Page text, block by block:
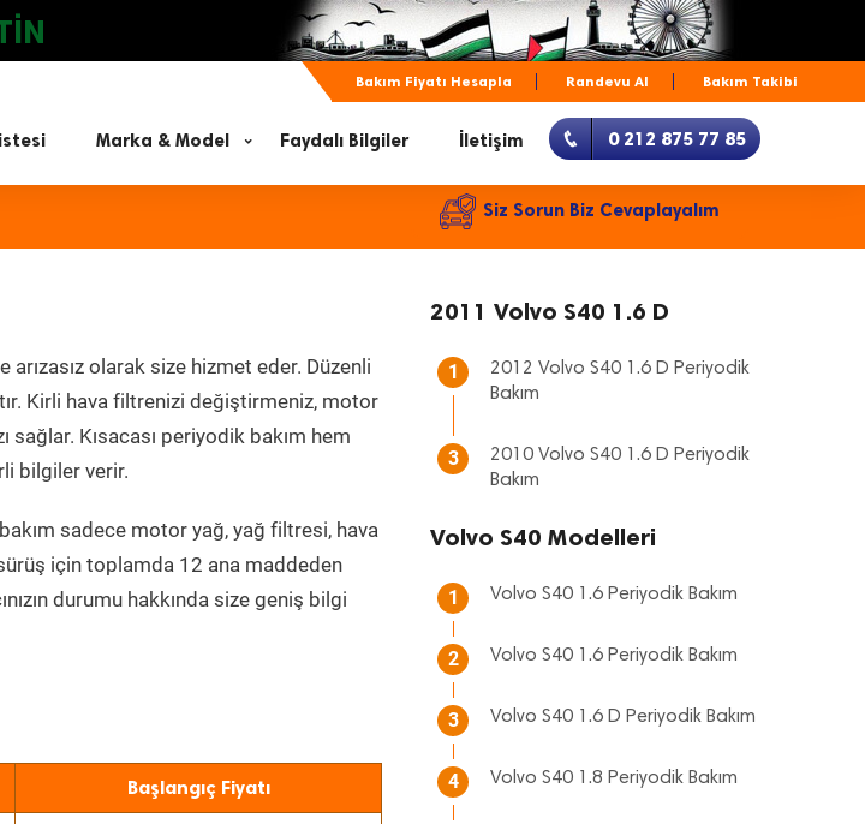
Bakım Fiyatı Hesapla Randevu Al Bakım Takibi
Marka & Model Faydalı Bilgiler İletişim 0 212 875 77 85
Siz Sorun Biz Cevaplayalım
arızasız olarak size hizmet eder. Düzenli
Kirli hava filtrenizi değiştirmeniz, motor
sağlar. Kısacası periyodik bakım hem
bilgiler verir.
bakım sadece motor yağ, yağ filtresi, hava
sürüş için toplamda 12 ana maddeden
durumu hakkında size geniş bilgi
Başlangıç Fiyatı
2011 Volvo S40 1.6 D
1
2012 Volvo S40 1.6 D Periyodik
Bakım
3
2010 Volvo S40 1.6 D Periyodik
Bakım
Volvo S40 Modelleri
1 Volvo S40 1.6 Periyodik Bakım
2 Volvo S40 1.6 Periyodik Bakım
3 Volvo S40 1.6 D Periyodik Bakım
4 Volvo S40 1.8 Periyodik Bakım